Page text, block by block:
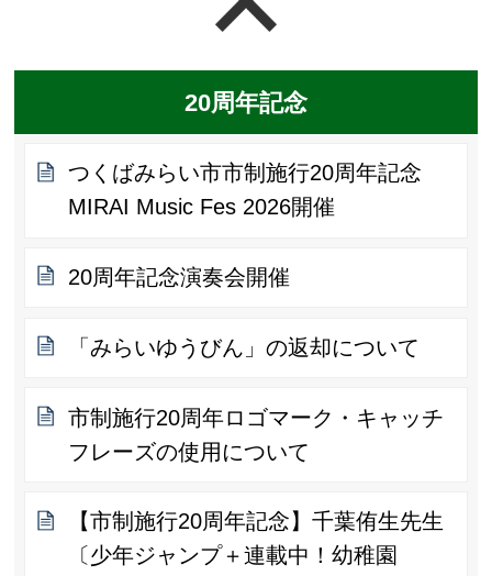
20周年記念
つくばみらい市市制施行20周年記念
MIRAI Music Fes 2026開催
20周年記念演奏会開催
「みらいゆうびん」の返却について
市制施行20周年ロゴマーク・キャッチ
フレーズの使用について
【市制施行20周年記念】千葉侑生先生
〔少年ジャンプ＋連載中！幼稚園